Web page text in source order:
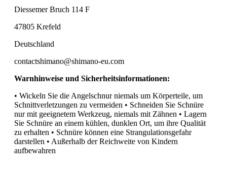
Diessemer Bruch 114 F
47805 Krefeld
Deutschland
contactshimano@shimano-eu.com
Warnhinweise und Sicherheitsinformationen:
• Wickeln Sie die Angelschnur niemals um Körperteile, um
Schnittverletzungen zu vermeiden • Schneiden Sie Schnüre
nur mit geeignetem Werkzeug, niemals mit Zähnen • Lagern
Sie Schnüre an einem kühlen, dunklen Ort, um ihre Qualität
zu erhalten • Schnüre können eine Strangulationsgefahr
darstellen • Außerhalb der Reichweite von Kindern
aufbewahren